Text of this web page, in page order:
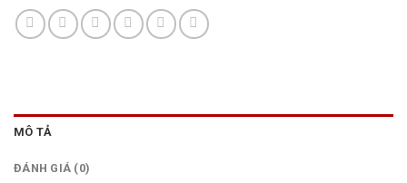
MÔ TẢ
ĐÁNH GIÁ (0)